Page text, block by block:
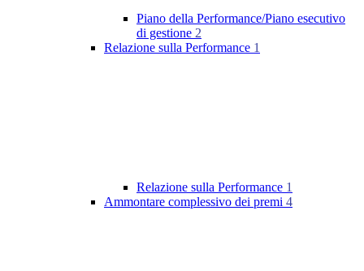
Piano della Performance/Piano esecutivo
di gestione 2
Relazione sulla Performance 1
Relazione sulla Performance 1
Ammontare complessivo dei premi 4